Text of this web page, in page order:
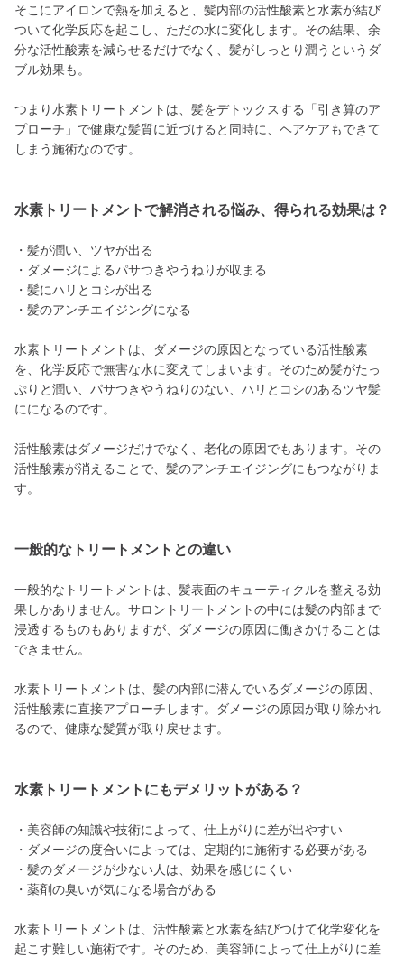
そこにアイロンで熱を加えると、髪内部の活性酸素と水素が結び
ついて化学反応を起こし、ただの水に変化します。その結果、余
分な活性酸素を減らせるだけでなく、髪がしっとり潤うというダ
ブル効果も。
つまり水素トリートメントは、髪をデトックスする「引き算のア
プローチ」で健康な髪質に近づけると同時に、ヘアケアもできて
しまう施術なのです。
水素トリートメントで解消される悩み、得られる効果は？
・髪が潤い、ツヤが出る
・ダメージによるパサつきやうねりが収まる
・髪にハリとコシが出る
・髪のアンチエイジングになる
水素トリートメントは、ダメージの原因となっている活性酸素
を、化学反応で無害な水に変えてしまいます。そのため髪がたっ
ぷりと潤い、パサつきやうねりのない、ハリとコシのあるツヤ髪
にになるのです。
活性酸素はダメージだけでなく、老化の原因でもあります。その
活性酸素が消えることで、髪のアンチエイジングにもつながりま
す。
一般的なトリートメントとの違い
一般的なトリートメントは、髪表面のキューティクルを整える効
果しかありません。サロントリートメントの中には髪の内部まで
浸透するものもありますが、ダメージの原因に働きかけることは
できません。
水素トリートメントは、髪の内部に潜んでいるダメージの原因、
活性酸素に直接アプローチします。ダメージの原因が取り除かれ
るので、健康な髪質が取り戻せます。
水素トリートメントにもデメリットがある？
・美容師の知識や技術によって、仕上がりに差が出やすい
・ダメージの度合いによっては、定期的に施術する必要がある
・髪のダメージが少ない人は、効果を感じにくい
・薬剤の臭いが気になる場合がある
水素トリートメントは、活性酸素と水素を結びつけて化学変化を
起こす難しい施術です。そのため、美容師によって仕上がりに差